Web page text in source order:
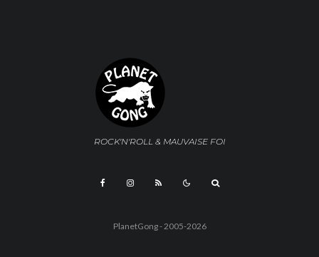
ROCK'N'ROLL & MAUVAISE FOI
PlanetGong - 2005-2026